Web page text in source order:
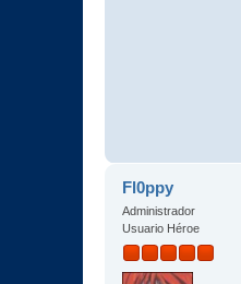
Fl0ppy
Administrador
Usuario Héroe